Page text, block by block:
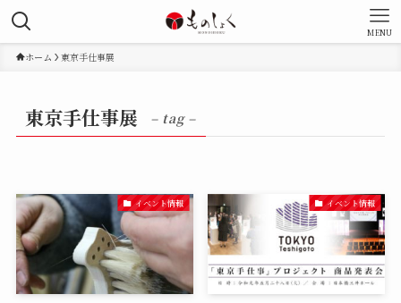
MENU
ホーム 東京手仕事展
東京手仕事展 – tag –
イベント情報 イベント情報